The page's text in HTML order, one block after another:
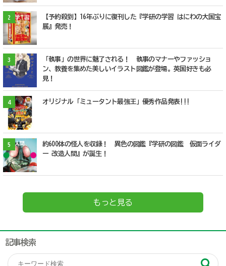
2
【予約殺到】16年ぶりに復刊した『学研の学習 はにわの大国宝
展』発売！
3
「執事」の世界に魅了される！ 執事のマナーやファッショ
ン、教養を集めた美しいイラスト図鑑が登場。英国好きも必
見！
4 オリジナル「ミュータント最強王」優秀作品発表!!!
5
約600体の怪人を収録！ 異色の図鑑『学研の図鑑 仮面ライダ
ー 改造人間』が誕生！
もっと見る
記事検索